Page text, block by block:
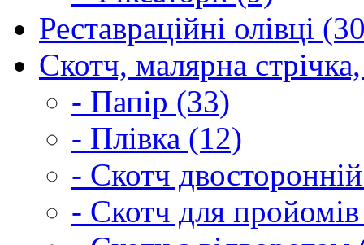
Реставраційні олівці
Скотч, малярна
- Папір (33)
- Плівка (12)
- Скотч
- Скотч для